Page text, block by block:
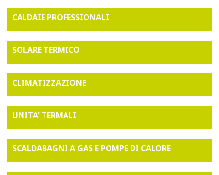
CALDAIE PROFESSIONALI
SOLARE TERMICO
CLIMATIZZAZIONE
UNITA' TERMALI
SCALDABAGNI A GAS E POMPE DI CALORE